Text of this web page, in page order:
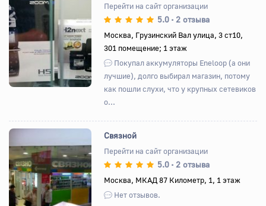
Назад Вперед
Перейти на сайт организации
5.0 • 2 отзыва
Москва, Грузинский Вал улица, 3 ст10,
301 помещение; 1 этаж
Покупал аккумуляторы Eneloop (а они
лучшие), долго выбирал магазин, потому
как пошли слухи, что у крупных сетевиков
о...
Назад Вперед
Связной
Перейти на сайт организации
5.0 • 2 отзыва
Москва, МКАД 87 Километр, 1, 1 этаж
Нет отзывов.